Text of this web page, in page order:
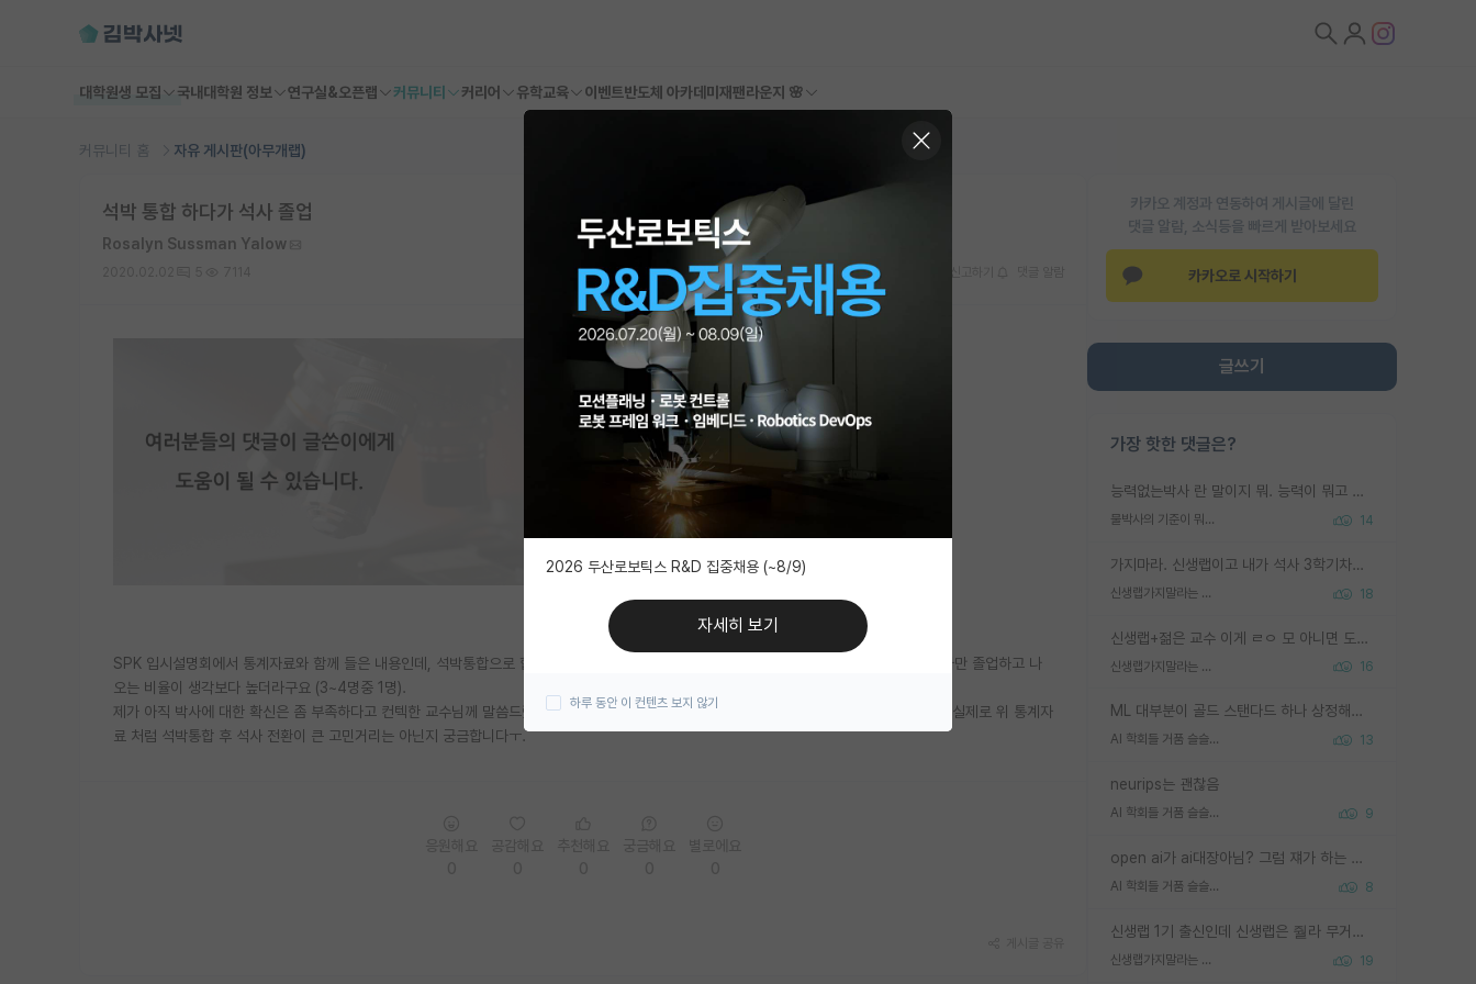
대학원생 모집 국내대학원 정보 연구실&오픈랩 커뮤니티 커리어 유학교육 이벤트반도체 아카데미 재팬라운지 🌸
커뮤니티 홈 자유 게시판(아무개랩)
카카오 계정과 연동하여 게시글에 달린
댓글 알람, 소식등을 빠르게 받아보세요
카카오로 시작하기
글쓰기
가장 핫한 댓글은?
능력없는박사 란 말이지 뭐. 능력이 뭐고 능력이 있다는게 뭔지는 사람마다 기준이 다르니까 얘기해봐야 서로 자기 기준만 얘기해서 논쟁이 끝이 안나고. 주위에서 능력있고 야심있는 신입생이 교수가 유의미한 피드백을 아예 안주면서 제대로된 과제에 참여해볼 기회도 제공하지 않고 잡일 뺑뺑이만 돌려서 맨날 단순작업만 하면서 밤새다가 눈빛이 점점 죽어가는걸 본 사람은 물박사는 교수탓이라고 하고, 교수는 이것저것 알려도 주고 기회도 주고 사수 동기 붙여주면서 어떻게든 끌고가려고 하는데 본인이 매일 뺀질거리면서 출근 하는둥마는둥 하다가 기껏 와서도 폰이나 쳐다보다가 실험 망치고 저녁약속있어서 먼저 가볼게요~ 하는걸 본 사람은 물박사는 본인탓이라고 함.
물박사의 기준이 뭐임? 14
가지마라. 신생랩이고 내가 석사 3학기차인데 최고참인데 나도 아무것도 모르는데 교수가 후배들 왜 논문 교육 안시키냐. 논문 왜 안 써오냐 닦달한다
신생랩가지말라는 이유가 있었구나 18
신생랩+젊은 교수 이게 ㄹㅇ 모 아니면 도인듯.
신생랩가지말라는 이유가 있었구나 16
ML 대부분이 골드 스탠다드 하나 상정해놓고 (벤치마크 데이터셋이 여러 개면 여러 개 상정) 그거 얼마나 잘 맞추나 싸움임 가끔 번뜩이는 설계 철학을 보여주는 논문들도 있지만 대부분 그거 성적 얼마나 더 올리느라에 혈안이 되어 있는 측면이 잇음
AI 학회들 거품 슬슬 지적이 나오네요 13
neurips는 괜찮음
AI 학회들 거품 슬슬 지적이 나오네요 9
open ai가 ai대장아님? 그럼 쟤가 하는 말이 다 맞겠네
AI 학회들 거품 슬슬 지적이 나오네요 8
신생랩 1기 출신인데 신생랩은 줠라 무거운 바벨 같은거임. 들면 대박인데 못들면 깔려 죽음. 아무도 알려주지 않는 환경에서 자생해야하지만, 일단 살아남았다면 그 어떤 사람보다 악착같고 생존력 높은 사람으로 거듭날 수 있음
신생랩가지말라는 이유가 있었구나 19
석박 통합 하다가 석사 졸업
Rosalyn Sussman Yalow
SPK 입시설명회에서 통계자료와 함께 들은 내용인데, 석박통합으로 합격을 해서 연구를 진행하다가, 여러가지의 이유로 중도에 포기하고 석사만 졸업하고 나
오는 비율이 생각보다 높더라구요 (3~4명중 1명).
제가 아직 박사에 대한 확신은 좀 부족하다고 컨텍한 교수님께 말씀드렸더니, 교수님께서 그래도 일단 석박 통합으로 지원하라고 말씀하셔서.. 실제로 위 통계자
료 처럼 석박통합 후 석사 전환이 큰 고민거리는 아닌지 궁금합니다ㅜ.
2026 두산로보틱스 R&D 집중채용 (~8/9)
자세히 보기
하루 동안 이 컨텐츠 보지 않기